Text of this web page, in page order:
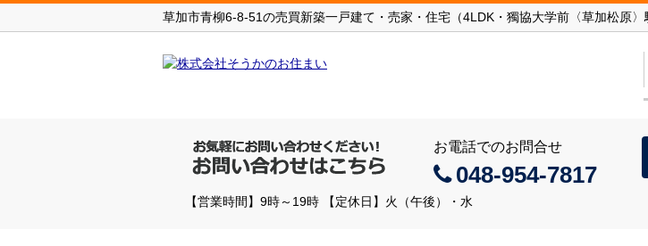
草加市青柳6-8-51の売買新築一戸建て・売家・住宅（4LDK・獨協大学前〈草加松原
お電話でのお問合せ
048-954-7817
【営業時間】9時～19時 【定休日】火（午後）・水